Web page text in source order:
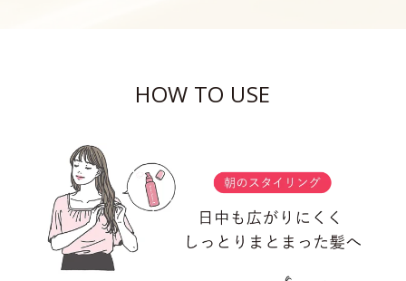
HOW TO USE